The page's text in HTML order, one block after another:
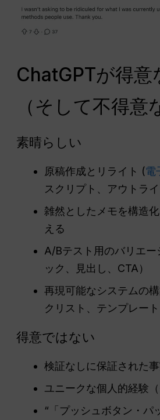
ChatGPTが得意
（そして不得意
素晴らしい
原稿作成とリライト (電
スクリプト、アウトラ
雑然としたメモを構造
える
A/Bテスト用のバリエー
ック、見出し、CTA）
再現可能なシステムの
クリスト、テンプレート
得意ではない
検証なしに保証された
ユニークな個人的経験（
“「プッシュボタン・パ